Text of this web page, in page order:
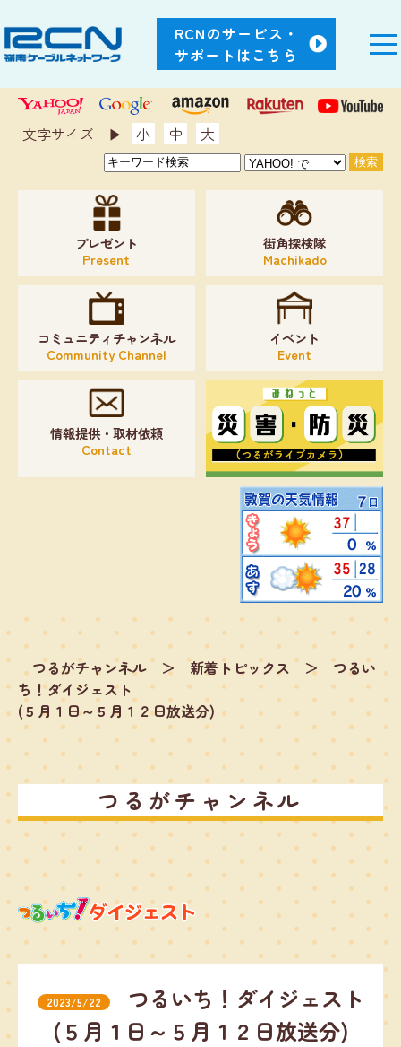
RCNのサービス・
サポートはこちら
文字サイズ ▶︎ 小 中 大
プレゼント
Present
街角探検隊
Machikado
コミュニティチャンネル
Community Channel
イベント
Event
情報提供・取材依頼
Contact
つるがチャンネル ＞ 新着トピックス ＞
つるい
ち！ダイジェスト
(５月１日～５月１２日放送分)
つるがチャンネル
2023/5/22
つるいち！ダイジェスト
(５月１日～５月１２日放送分)